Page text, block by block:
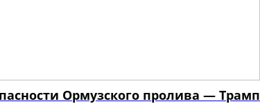
Ормузского пролива — Трамп